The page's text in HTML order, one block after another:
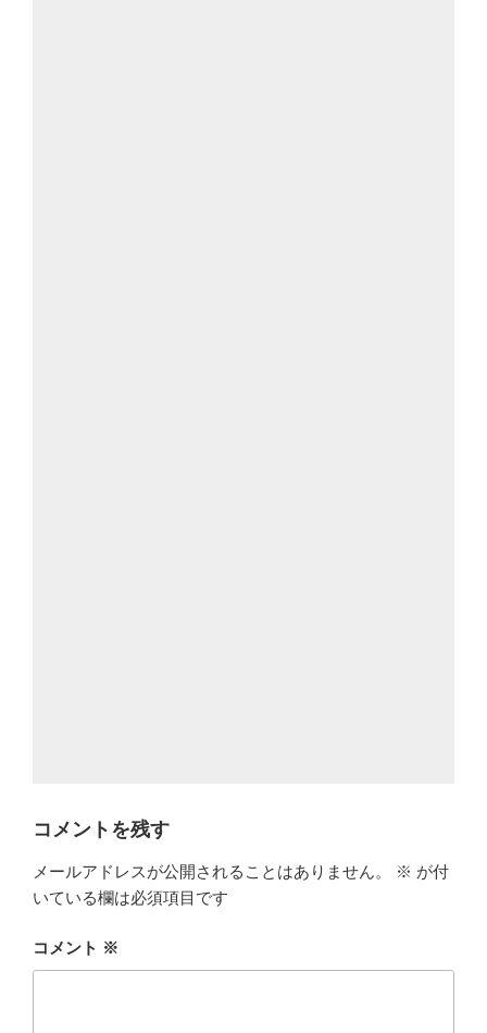
コメントを残す
メールアドレスが公開されることはありません。 ※ が付
いている欄は必須項目です
コメント ※